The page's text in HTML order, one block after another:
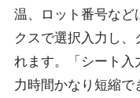
温、ロット番号など
クスで選択入力し
れます。「シート入
力時間かなり短縮